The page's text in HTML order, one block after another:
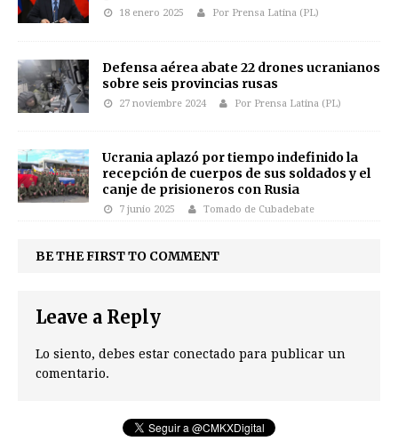
18 enero 2025 Por Prensa Latina (PL)
Defensa aérea abate 22 drones ucranianos
sobre seis provincias rusas
27 noviembre 2024 Por Prensa Latina (PL)
Ucrania aplazó por tiempo indefinido la
recepción de cuerpos de sus soldados y el
canje de prisioneros con Rusia
7 junio 2025 Tomado de Cubadebate
BE THE FIRST TO COMMENT
Leave a Reply
Lo siento, debes estar conectado para publicar un
comentario.